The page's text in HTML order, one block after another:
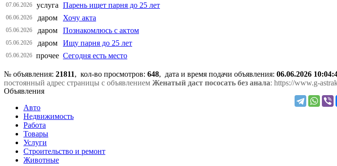
07.06.2026 услуга Парень ищет парня до 25 лет
06.06.2026 даром Хочу акта
05.06.2026 даром Познакомлюсь с актом
05.06.2026 даром Ищу парня до 25 лет
05.06.2026 прочее Сегодня есть место
№ объявления: 21811, кол-во просмотров: 648, дата и время подачи объявления: 06.06.2026
постоянный адрес страницы с объявлением Женатый даст пососать без анала: https://www.g-
Объявления
Авто
Недвижимость
Работа
Товары
Услуги
Строительство и ремонт
Животные